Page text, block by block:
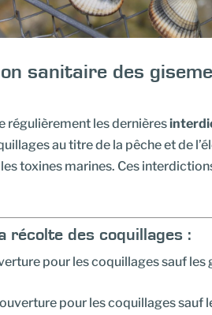
sanitaire des
régulièrement les dernières
au titre de la pêche et de
toxines marines. Ces
récolte des coquillages :
pour les coquillages sauf
pour les coquillages